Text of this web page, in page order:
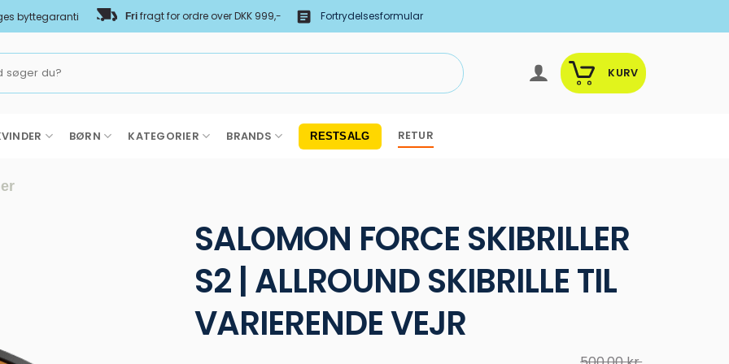
byttegaranti Fri fragt for ordre over DKK 999,- Fortrydelsesformular
KURV
BØRN KATEGORIER BRANDS RESTSALG RETUR
SALOMON FORCE SKIBRILLER
S2 | ALLROUND SKIBRILLE TIL
VARIERENDE VEJR